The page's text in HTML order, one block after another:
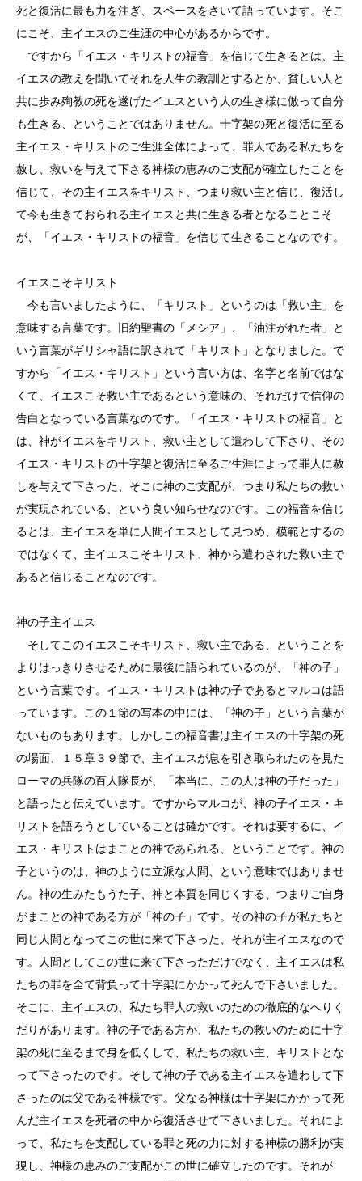
死と復活に最も力を注ぎ、スペースをさいて語っています。そこ
にこそ、主イエスのご生涯の中心があるからです。
ですから「イエス・キリストの福音」を信じて生きるとは、主
イエスの教えを聞いてそれを人生の教訓とするとか、貧しい人と
共に歩み殉教の死を遂げたイエスという人の生き様に倣って自分
も生きる、ということではありません。十字架の死と復活に至る
主イエス・キリストのご生涯全体によって、罪人である私たちを
赦し、救いを与えて下さる神様の恵みのご支配が確立したことを
信じて、その主イエスをキリスト、つまり救い主と信じ、復活し
て今も生きておられる主イエスと共に生きる者となることこそ
が、「イエス・キリストの福音」を信じて生きることなのです。
イエスこそキリスト
今も言いましたように、「キリスト」というのは「救い主」を
意味する言葉です。旧約聖書の「メシア」、「油注がれた者」と
いう言葉がギリシャ語に訳されて「キリスト」となりました。で
すから「イエス・キリスト」という言い方は、名字と名前ではな
くて、イエスこそ救い主であるという意味の、それだけで信仰の
告白となっている言葉なのです。「イエス・キリストの福音」と
は、神がイエスをキリスト、救い主として遣わして下さり、その
イエス・キリストの十字架と復活に至るご生涯によって罪人に赦
しを与えて下さった、そこに神のご支配が、つまり私たちの救い
が実現されている、という良い知らせなのです。この福音を信じ
るとは、主イエスを単に人間イエスとして見つめ、模範とするの
ではなくて、主イエスこそキリスト、神から遣わされた救い主で
あると信じることなのです。
神の子主イエス
そしてこのイエスこそキリスト、救い主である、ということを
よりはっきりさせるために最後に語られているのが、「神の子」
という言葉です。イエス・キリストは神の子であるとマルコは語
っています。この１節の写本の中には、「神の子」という言葉が
ないものもあります。しかしこの福音書は主イエスの十字架の死
の場面、１５章３９節で、主イエスが息を引き取られたのを見た
ローマの兵隊の百人隊長が、「本当に、この人は神の子だった」
と語ったと伝えています。ですからマルコが、神の子イエス・キ
リストを語ろうとしていることは確かです。それは要するに、イ
エス・キリストはまことの神であられる、ということです。神の
子というのは、神のように立派な人間、という意味ではありませ
ん。神の生みたもうた子、神と本質を同じくする、つまりご自身
がまことの神である方が「神の子」です。その神の子が私たちと
同じ人間となってこの世に来て下さった、それが主イエスなので
す。人間としてこの世に来て下さっただけでなく、主イエスは私
たちの罪を全て背負って十字架にかかって死んで下さいました。
そこに、主イエスの、私たち罪人の救いのための徹底的なへりく
だりがあります。神の子である方が、私たちの救いのために十字
架の死に至るまで身を低くして、私たちの救い主、キリストとな
って下さったのです。そして神の子である主イエスを遣わして下
さったのは父である神様です。父なる神様は十字架にかかって死
んだ主イエスを死者の中から復活させて下さいました。それによ
って、私たちを支配している罪と死の力に対する神様の勝利が実
現し、神様の恵みのご支配がこの世に確立したのです。それが